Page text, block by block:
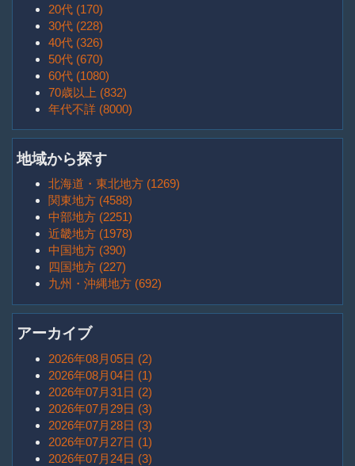
20代 (170)
30代 (228)
40代 (326)
50代 (670)
60代 (1080)
70歳以上 (832)
年代不詳 (8000)
地域から探す
北海道・東北地方 (1269)
関東地方 (4588)
中部地方 (2251)
近畿地方 (1978)
中国地方 (390)
四国地方 (227)
九州・沖縄地方 (692)
アーカイブ
2026年08月05日 (2)
2026年08月04日 (1)
2026年07月31日 (2)
2026年07月29日 (3)
2026年07月28日 (3)
2026年07月27日 (1)
2026年07月24日 (3)